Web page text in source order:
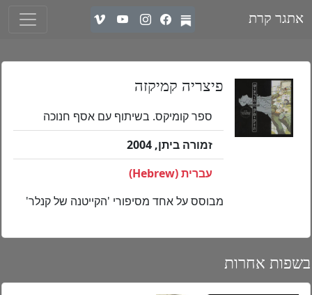
אתגר קרת
פיצריה קמיקזה
ספר קומיקס. בשיתוף עם אסף חנוכה
זמורה ביתן, 2004
עברית (Hebrew)
מבוסס על אחד מסיפורי 'הקייטנה של קנלר'
בשפות אחרות